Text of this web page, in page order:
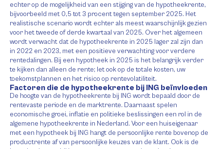
echter op de mogelijkheid van een stijging van de hypotheekrente,
bijvoorbeeld met 0,5 tot 3 procent tegen september 2025. Het
realistische scenario wordt echter als meest waarschijnlijk gezien
voor het tweede of derde kwartaal van 2025. Over het algemeen
wordt verwacht dat de hypotheekrente in 2025 lager zal zijn dan
in 2022 en 2023, met een positieve verwachting voor verdere
rentedalingen. Bij een hypotheek in 2025 is het belangrijk verder
te kijken dan alleen de rente; let ook op de totale kosten, uw
toekomstplannen en het risico op rentevolatiliteit.
Factoren die de hypotheekrente bij ING beïnvloeden
De hoogte van de hypotheekrente bij ING wordt bepaald door de
rentevaste periode en de marktrente. Daarnaast spelen
economische groei, inflatie en politieke beslissingen een rol in de
algemene hypotheekrente in Nederland. Voor een huiseigenaar
met een hypotheek bij ING hangt de persoonlijke rente bovenop de
productrente af van persoonlijke keuzes van de klant. Ook is de